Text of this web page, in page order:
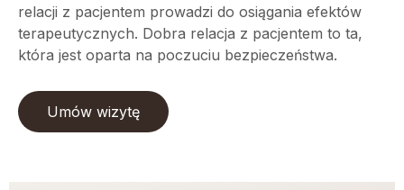
relacji z pacjentem prowadzi do osiągania efektów
terapeutycznych. Dobra relacja z pacjentem to ta,
która jest oparta na poczuciu bezpieczeństwa.
Umów wizytę